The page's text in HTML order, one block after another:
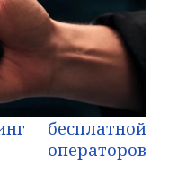
бесплатной
операторов